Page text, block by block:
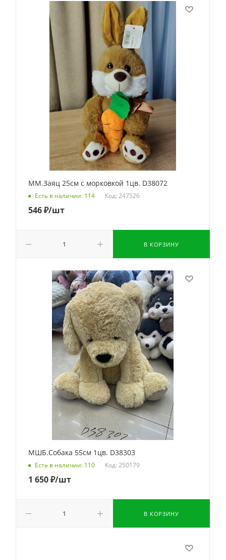
ММ.Заяц 25см с морковкой 1цв. D38072
Есть в наличии: 114 Код: 247526
546₽/шт
В КОРЗИНУ
МШБ.Собака 55см 1цв. D38303
Есть в наличии: 110 Код: 250179
1 650₽/шт
В КОРЗИНУ